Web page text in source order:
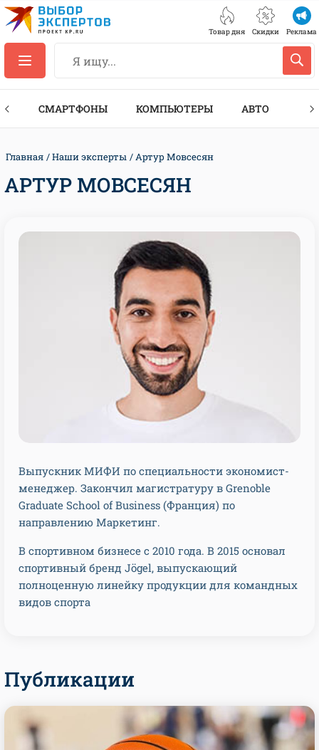
Товар дня Скидки Реклама
СМАРТФОНЫ КОМПЬЮТЕРЫ АВТО
Главная Наши эксперты Артур Мовсесян
АРТУР МОВСЕСЯН
Выпускник МИФИ по специальности экономист-
менеджер. Закончил магистратуру в Grenoble
Graduate School of Business (Франция) по
направлению Маркетинг.
В спортивном бизнесе с 2010 года. В 2015 основал
спортивный бренд Jögel, выпускающий
полноценную линейку продукции для командных
видов спорта
Публикации